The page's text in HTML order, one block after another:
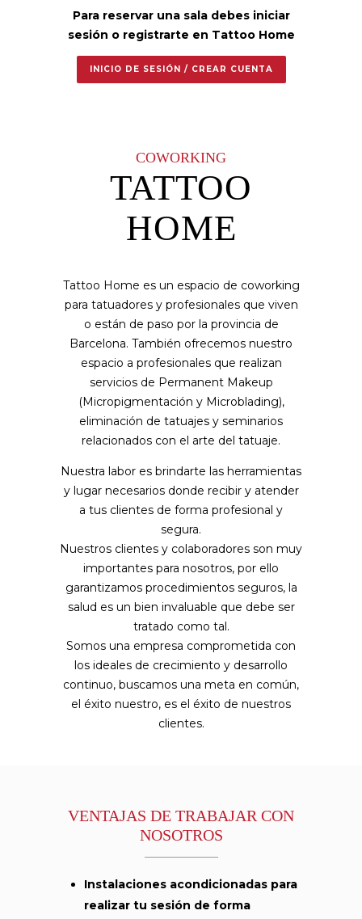
Para reservar una sala debes iniciar
sesión o registrarte en Tattoo Home
INICIO DE SESIÓN / CREAR CUENTA
COWORKING
TATTOO
HOME
Tattoo Home es un espacio de coworking
para tatuadores y profesionales que viven
o están de paso por la provincia de
Barcelona. También ofrecemos nuestro
espacio a profesionales que realizan
servicios de Permanent Makeup
(Micropigmentación y Microblading),
eliminación de tatuajes y seminarios
relacionados con el arte del tatuaje.
Nuestra labor es brindarte las herramientas
y lugar necesarios donde recibir y atender
a tus clientes de forma profesional y
segura.
Nuestros clientes y colaboradores son muy
importantes para nosotros, por ello
garantizamos procedimientos seguros, la
salud es un bien invaluable que debe ser
tratado como tal.
Somos una empresa comprometida con
los ideales de crecimiento y desarrollo
continuo, buscamos una meta en común,
el éxito nuestro, es el éxito de nuestros
clientes.
VENTAJAS DE TRABAJAR CON
NOSOTROS
Instalaciones acondicionadas para
realizar tu sesión de forma